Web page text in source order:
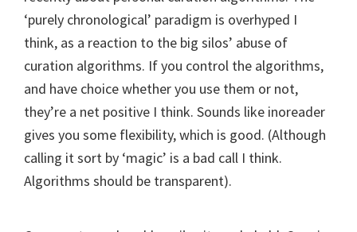
‘purely chronological’ paradigm is overhyped I
think, as a reaction to the big silos’ abuse of
curation algorithms. If you control the algorithms,
and have choice whether you use them or not,
they’re a net positive I think. Sounds like inoreader
gives you some flexibility, which is good. (Although
calling it sort by ‘magic’ is a bad call I think.
Algorithms should be transparent).